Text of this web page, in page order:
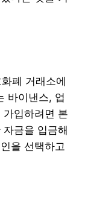
폐 거래소에
바이낸스, 업
입하려면 본
금을 입금해
을 선택하고